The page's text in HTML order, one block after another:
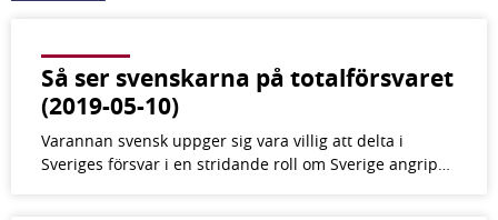
Så ser svenskarna på totalförsvaret
(2019-05-10)
Varannan svensk uppger sig vara villig att delta i
Sveriges försvar i en stridande roll om Sverige angrip…